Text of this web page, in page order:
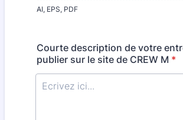
AI, EPS, PDF
Courte description de votre
publier sur le site de CREW M *